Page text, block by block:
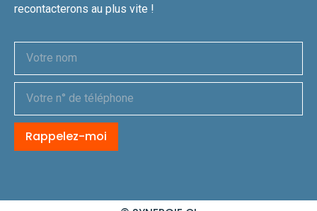
recontacterons au plus vite !
Rappelez-moi